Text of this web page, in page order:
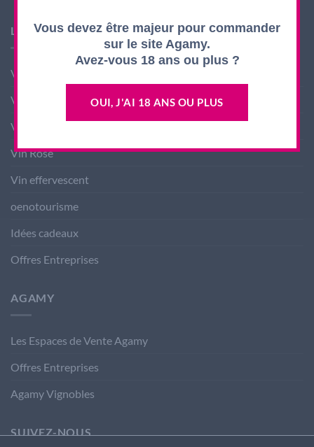
LES PRODUITS AGAMY
Vin nouveau
Vin Rouge
Vin Blanc
Vin Rosé
Vin effervescent
oenotourisme
Idées cadeaux
Offres Entreprises
AGAMY
Les Espaces de Vente Agamy
Offres Entreprises
Agamy Vignobles
SUIVEZ-NOUS
Vous devez être majeur pour commander
sur le site Agamy.
Avez-vous 18 ans ou plus ?
OUI, J'AI 18 ANS OU PLUS